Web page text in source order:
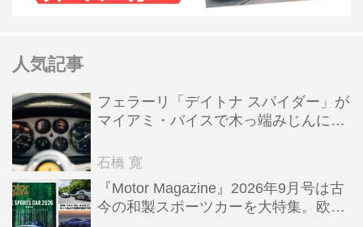
人気記事
フェラーリ「デイトナ スパイダー」が
マイアミ・バイスで木っ端みじんにな
石橋 寛
『Motor Magazine』2026年9月号は古
今の和製スポーツカーを大特集。欧州